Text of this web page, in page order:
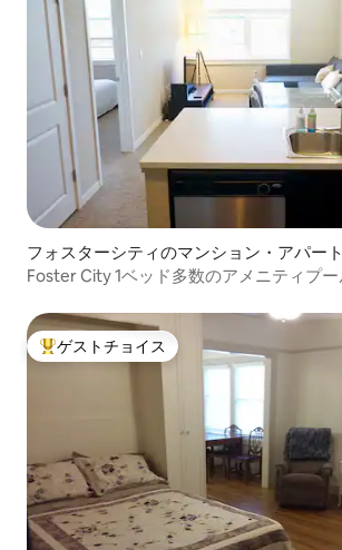
フォスターシティのマンション・アパート
Foster City 1ベッド多数のアメニティプー
大好評のゲストチョイスです。
ゲストチョイス